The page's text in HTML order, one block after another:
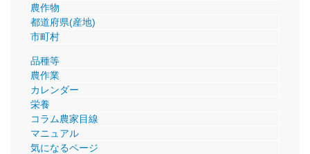
農作物
都道府県(産地)
市町村
品種等
農作業
カレンダー
栄養
コラム農家目線
マニュアル
気になるページ